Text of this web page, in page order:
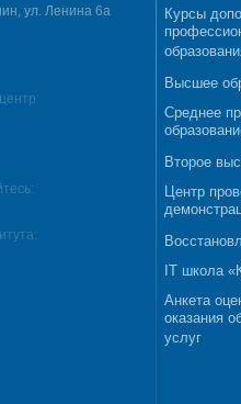
ул. Ленина 6а
Курсы
Высшее
Среднее
Второе
Центр
IT школа
Анкета
оказания
услуг